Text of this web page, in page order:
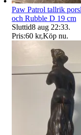
Paw Patrol tallrik
och Rubble D 19 cm
Sluttid8 aug 22:33.
Pris:60 kr,Köp nu.